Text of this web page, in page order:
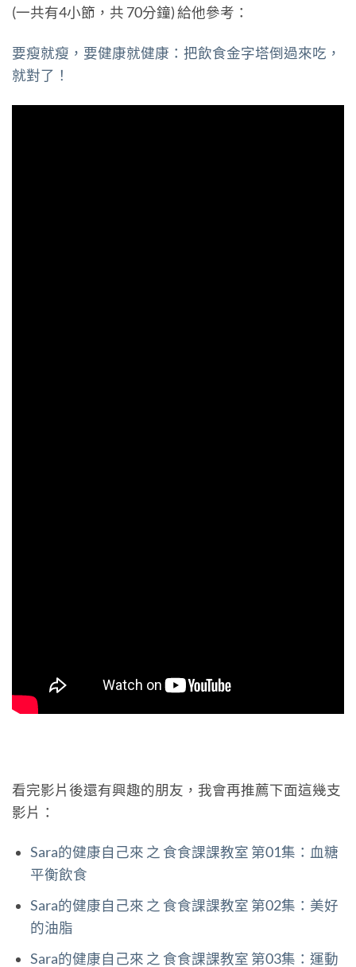
(一共有4小節，共 70分鐘) 給他參考：
要瘦就瘦，要健康就健康：把飲食金字塔倒過來吃，
就對了！
看完影片後還有興趣的朋友，我會再推薦下面這幾支
影片：
Sara的健康自己來 之 食食課課教室 第01集：血糖
平衡飲食
Sara的健康自己來 之 食食課課教室 第02集：美好
的油脂
Sara的健康自己來 之 食食課課教室 第03集：運動